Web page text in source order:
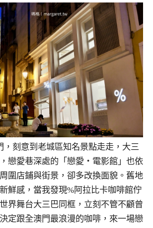
，刻意到老城區知名景點走走，大三
戀愛巷深處的「戀愛・電影館」也依
圍店鋪與街景，卻多改換面貌。舊地
鮮感，當我發現%阿拉比卡咖啡館佇
界舞台大三巴同框，立刻不管不顧曾
定跟全澳門最浪漫的咖啡，來一場戀